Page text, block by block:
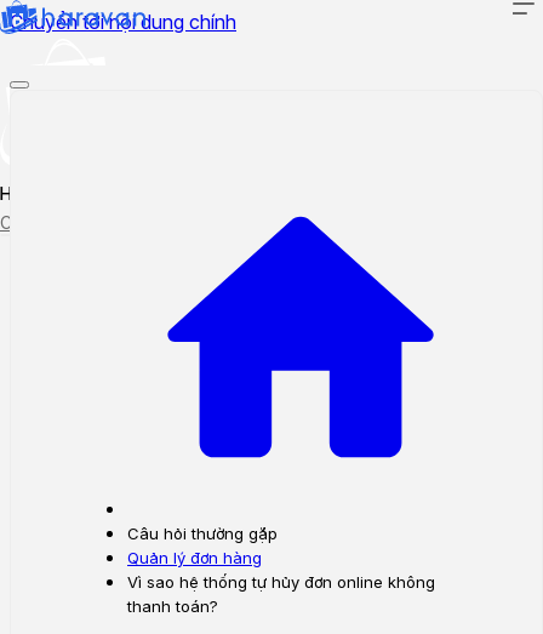
Chuyển tới nội dung chính
Hướng dẫn sử dụng
Cập nhật tính năng mới
Theo dõi ticket
Câu hỏi thường gặp
Quản lý đơn hàng
Vì sao hệ thống tự hủy đơn online không
thanh toán?